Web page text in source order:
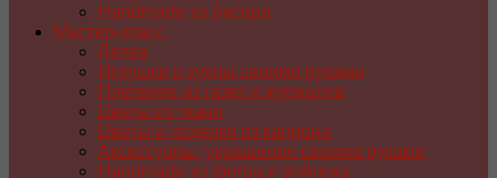
Handmade из бисера
Мастер-класс
Лепка
Игрушки и куклы своими руками
Плетение из газет и журналов
Цветы из ткани
Цветы и поделки из капрона
Аксессуары, украшения своими руками
Handmade из фетра и войлока